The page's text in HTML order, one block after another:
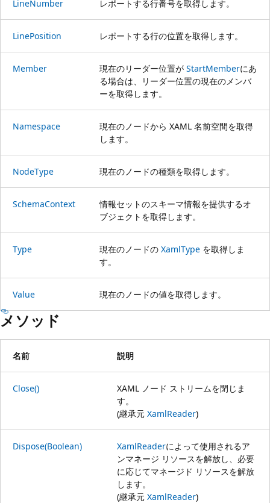
LineNumber レポートする行番号を取得します。
LinePosition レポートする行の位置を取得します。
Member 現在のリーダー位置が StartMemberにあ
る場合は、リーダー位置の現在のメンバ
ーを取得します。
Namespace
現在のノードから XAML 名前空間を取得
します。
NodeType 現在のノードの種類を取得します。
SchemaContext
情報セットのスキーマ情報を提供するオ
ブジェクトを取得します。
Type 現在のノードの XamlType を取得しま
す。
Value 現在のノードの値を取得します。
メソッド
名前 説明
Close()
XAML ノード ストリームを閉じま
す。
(継承元 XamlReader)
Dispose(Boolean) XamlReaderによって使用されるア
ンマネージ リソースを解放し、必要
に応じてマネージド リソースを解放
します。
(継承元 XamlReader)